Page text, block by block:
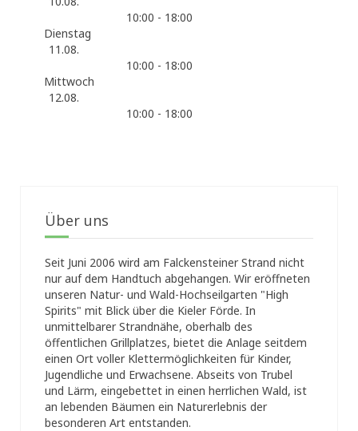
10:00 - 18:00
Dienstag
11.08.
10:00 - 18:00
Mittwoch
12.08.
10:00 - 18:00
Über uns
Seit Juni 2006 wird am Falckensteiner Strand nicht
nur auf dem Handtuch abgehangen. Wir eröffneten
unseren Natur- und Wald-Hochseilgarten "High
Spirits" mit Blick über die Kieler Förde. In
unmittelbarer Strandnähe, oberhalb des
öffentlichen Grillplatzes, bietet die Anlage seitdem
einen Ort voller Klettermöglichkeiten für Kinder,
Jugendliche und Erwachsene. Abseits von Trubel
und Lärm, eingebettet in einen herrlichen Wald, ist
an lebenden Bäumen ein Naturerlebnis der
besonderen Art entstanden.